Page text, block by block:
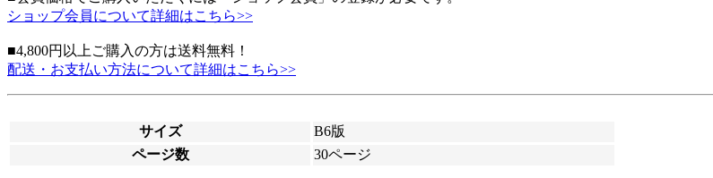
ショップ会員について詳細はこちら>>
■4,800円以上ご購入の方は送料無料！
配送・お支払い方法について詳細はこちら>>
サイズ
B6版
ページ数
30ページ